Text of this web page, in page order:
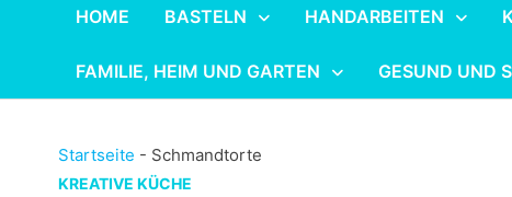
HOME BASTELN HANDARBEITEN
FAMILIE, HEIM UND GARTEN GESUND UND
Startseite - Schmandtorte
KREATIVE KÜCHE